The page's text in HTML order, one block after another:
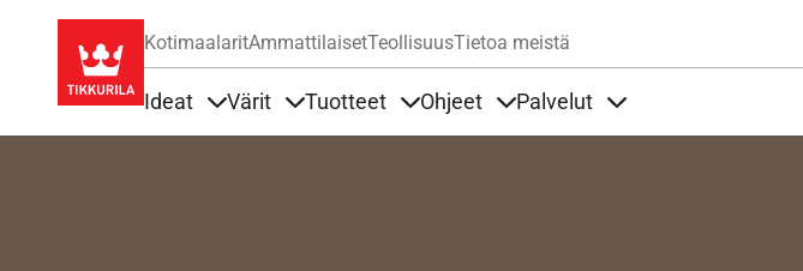
KotimaalaritAmmattilaisetTeollisuusTietoa meistä
Ideat Värit Tuotteet Ohjeet Palvelut